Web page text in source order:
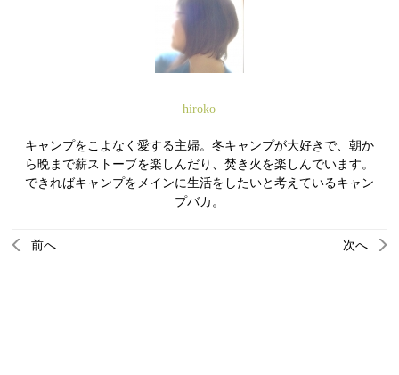
hiroko
キャンプをこよなく愛する主婦。冬キャンプが大好きで、朝か
ら晩まで薪ストーブを楽しんだり、焚き火を楽しんでいます。
できればキャンプをメインに生活をしたいと考えているキャン
プバカ。
前へ 次へ